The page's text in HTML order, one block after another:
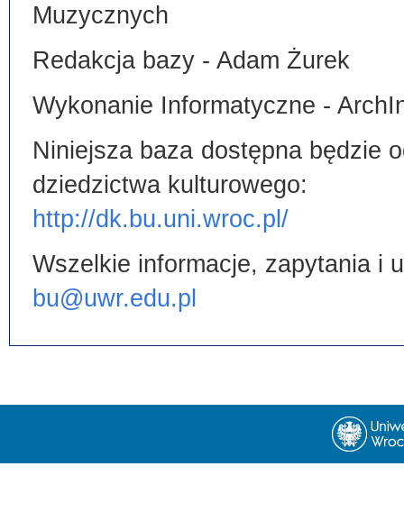
Muzycznych
Redakcja bazy - Adam Żurek
Wykonanie Informatyczne -
Niniejsza baza dostępna będzie
dziedzictwa kulturowego:
http://dk.bu.uni.wroc.pl/
Wszelkie informacje, zapytania i
bu@uwr.edu.pl